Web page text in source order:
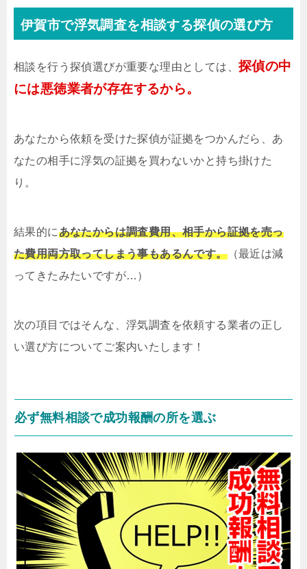
伊賀市で浮気調査を相談する探偵の選び方
相談を行う探偵選びが重要な理由としては、 探偵の中
には悪徳業者が存在するから。
あなたから依頼を受けた探偵が証拠をつかんだら、あ
なたの相手に浮気の証拠を買わないかと持ち掛けた
り。
結果的にあなたからは調査費用、相手から証拠を売っ
た費用両方取ってしまう事もあるんです。（最近は減
ってきたみたいですが…）
次の項目ではそんな、浮気調査を依頼する業者の正し
い選び方についてご案内いたします！
必ず無料相談で成功報酬の所を選ぶ